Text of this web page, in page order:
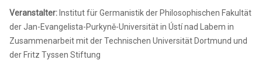
Veranstalter: Institut für Germanistik der Philosophischen Fakultät
der Jan-Evangelista-Purkyně-Universität in Ústí nad Labem in
Zusammenarbeit mit der Technischen Universität Dortmund und
der Fritz Tyssen Stiftung